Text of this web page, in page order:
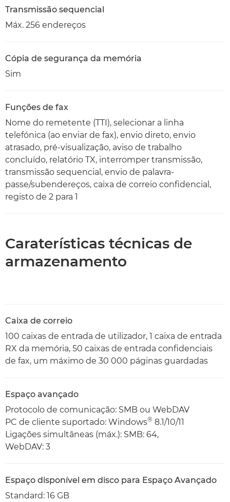
Transmissão sequencial
Máx. 256 endereços
Cópia de segurança da memória
Sim
Funções de fax
Nome do remetente (TTI), selecionar a linha
telefónica (ao enviar de fax), envio direto, envio
atrasado, pré-visualização, aviso de trabalho
concluído, relatório TX, interromper transmissão,
transmissão sequencial, envio de palavra-
passe/subendereços, caixa de correio confidencial,
registo de 2 para 1
Caraterísticas técnicas de
armazenamento
Caixa de correio
100 caixas de entrada de utilizador, 1 caixa de entrada
RX da memória, 50 caixas de entrada confidenciais
de fax, um máximo de 30 000 páginas guardadas
Espaço avançado
Protocolo de comunicação: SMB ou WebDAV
PC de cliente suportado: Windows® 8.1/10/11
Ligações simultâneas (máx.): SMB: 64,
WebDAV: 3
Espaço disponível em disco para Espaço Avançado
Standard: 16 GB